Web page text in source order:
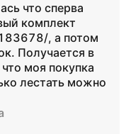
что сперва
комплект
, а потом
Получается в
моя покупка
лестать можно